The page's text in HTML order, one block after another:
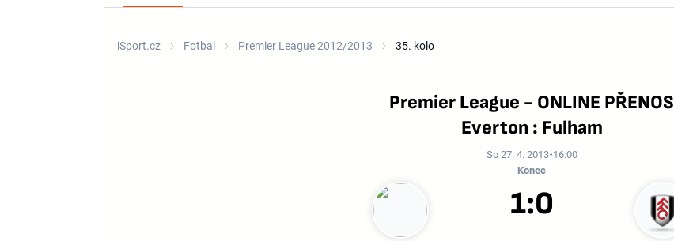
iSport.cz Fotbal Premier League 2012/2013 35. kolo
Premier League - ONLINE PŘENOS
Everton : Fulham
So 27. 4. 2013 16:00
Konec
1:0